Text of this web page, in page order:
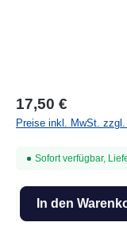
17,50 €
Preise inkl. MwSt.
Sofort verfügbar,
Produkt Anzahl: Gib
In den